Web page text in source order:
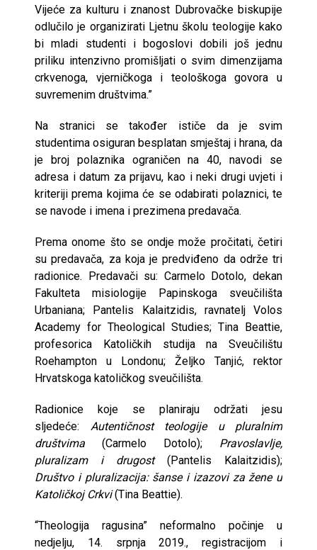
Vijeće za kulturu i znanost Dubrovačke biskupije
odlučilo je organizirati Ljetnu školu teologije kako
bi mladi studenti i bogoslovi dobili još jednu
priliku intenzivno promišljati o svim dimenzijama
crkvenoga, vjerničkoga i teološkoga govora u
suvremenim društvima.”
Na stranici se također ističe da je svim
studentima osiguran besplatan smještaj i hrana, da
je broj polaznika ograničen na 40, navodi se
adresa i datum za prijavu, kao i neki drugi uvjeti i
kriteriji prema kojima će se odabirati polaznici, te
se navode i imena i prezimena predavača.
Prema onome što se ondje može pročitati, četiri
su predavača, za koja je predviđeno da održe tri
radionice. Predavači su: Carmelo Dotolo, dekan
Fakulteta misiologije Papinskoga sveučilišta
Urbaniana; Pantelis Kalaitzidis, ravnatelj Volos
Academy for Theological Studies; Tina Beattie,
profesorica Katoličkih studija na Sveučilištu
Roehampton u Londonu; Željko Tanjić, rektor
Hrvatskoga katoličkog sveučilišta.
Radionice koje se planiraju održati jesu
sljedeće: Autentičnost teologije u pluralnim
društvima (Carmelo Dotolo); Pravoslavlje,
pluralizam i drugost(Pantelis Kalaitzidis);
Društvo i pluralizacija: šanse i izazovi za žene u
Katoličkoj Crkvi(Tina Beattie).
“Theologija ragusina” neformalno počinje u
nedjelju, 14. srpnja 2019., registracijom i